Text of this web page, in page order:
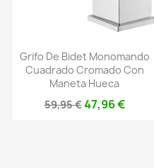
Grifo De Bidet Monomando
Cuadrado Cromado Con
Maneta Hueca
59,95 €47,96 €